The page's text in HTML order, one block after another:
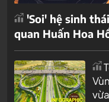
'Soi' hệ sinh
quan Huấn Hoa